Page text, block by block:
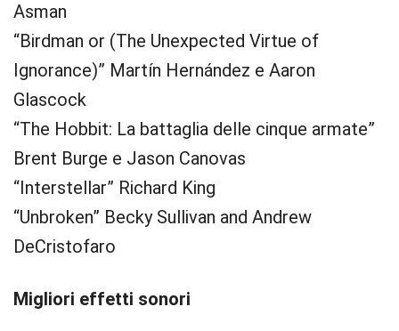
Asman
“Birdman or (The Unexpected Virtue of
Ignorance)” Martín Hernández e Aaron
Glascock
“The Hobbit: La battaglia delle cinque armate”
Brent Burge e Jason Canovas
“Interstellar” Richard King
“Unbroken” Becky Sullivan and Andrew
DeCristofaro
Migliori effetti sonori